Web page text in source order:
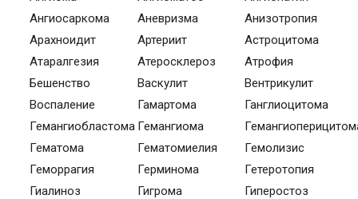
Ангиосаркома
Аневризма
Анизотропия
Арахноидит
Артериит
Астроцитома
Атаралгезия
Атеросклероз
Атрофия
Бешенство
Васкулит
Вентрикулит
Воспаление
Гамартома
Ганглиоцитома
Гемангиобластома Гемангиома
Гематома
Гематомиелия
Гемолизис
Геморрагия
Герминома
Гетеротопия
Гиалиноз
Гигрома
Гиперостоз